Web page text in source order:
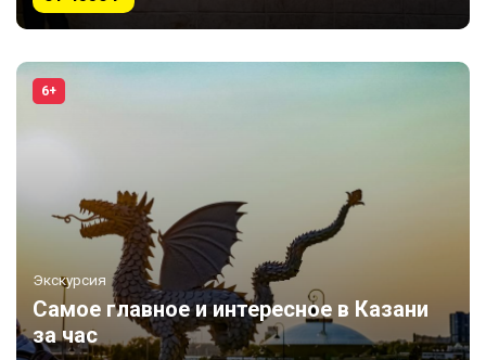
6+
Экскурсия
Самое главное и интересное в Казани
за час